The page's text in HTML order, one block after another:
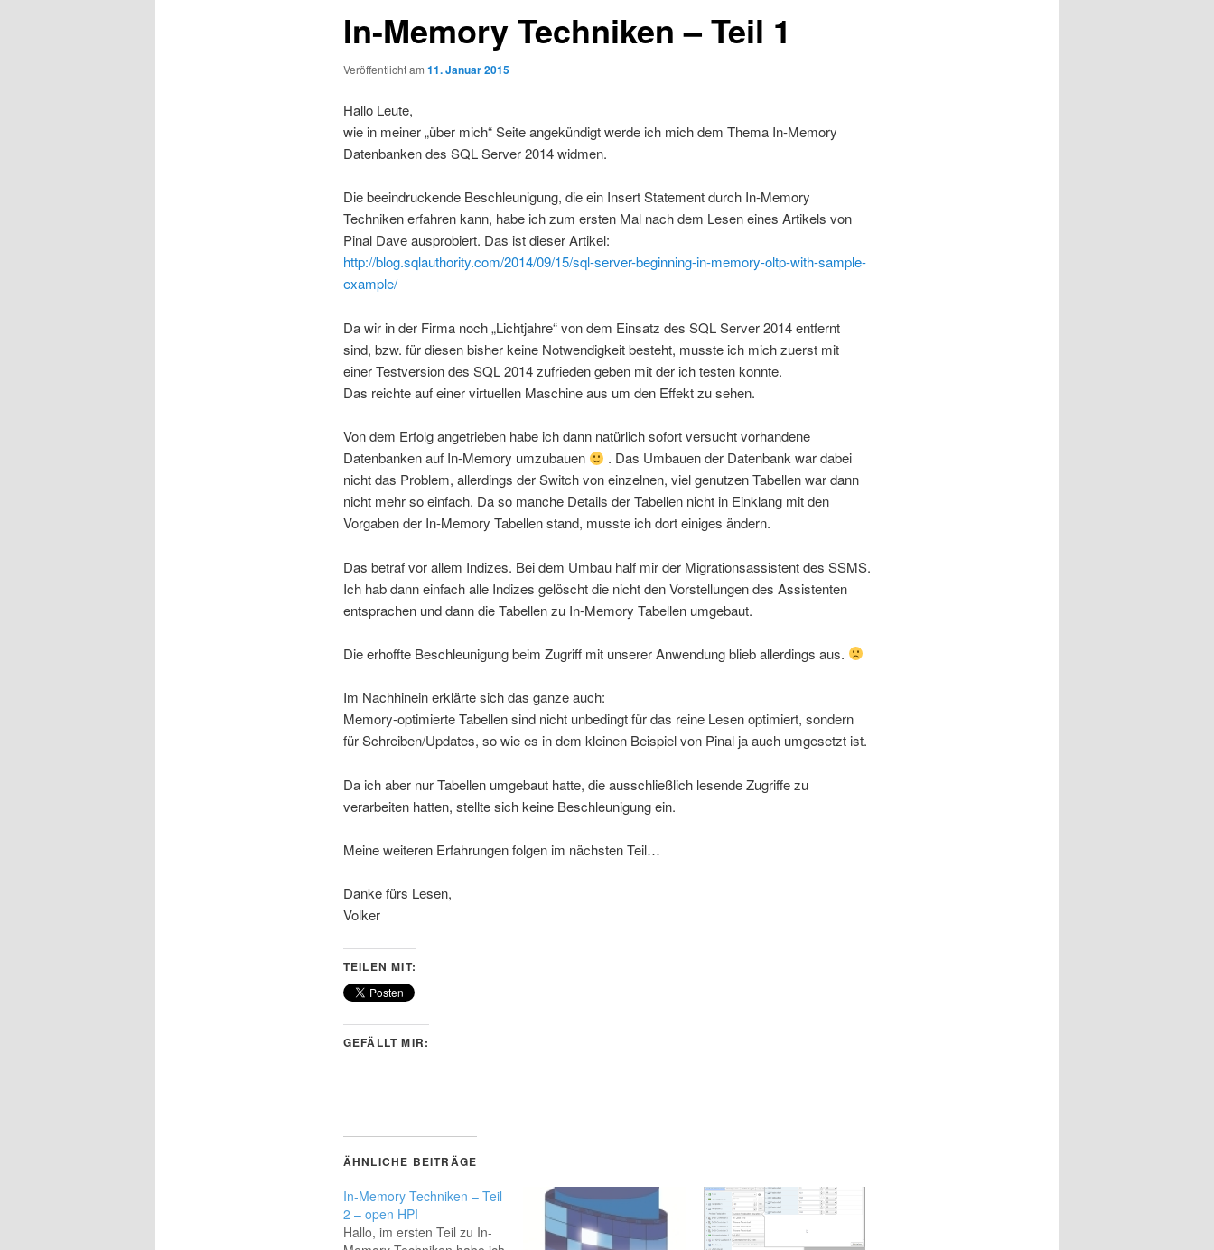
In-Memory Techniken – Teil 1
Veröffentlicht am 11. Januar 2015
Hallo Leute,
wie in meiner „über mich“ Seite angekündigt werde ich mich dem Thema In-Memory
Datenbanken des SQL Server 2014 widmen.
Die beeindruckende Beschleunigung, die ein Insert Statement durch In-Memory
Techniken erfahren kann, habe ich zum ersten Mal nach dem Lesen eines Artikels von
Pinal Dave ausprobiert. Das ist dieser Artikel:
http://blog.sqlauthority.com/2014/09/15/sql-server-beginning-in-memory-oltp-with-sample-
example/
Da wir in der Firma noch „Lichtjahre“ von dem Einsatz des SQL Server 2014 entfernt
sind, bzw. für diesen bisher keine Notwendigkeit besteht, musste ich mich zuerst mit
einer Testversion des SQL 2014 zufrieden geben mit der ich testen konnte.
Das reichte auf einer virtuellen Maschine aus um den Effekt zu sehen.
Von dem Erfolg angetrieben habe ich dann natürlich sofort versucht vorhandene
Datenbanken auf In-Memory umzubauen
. Das Umbauen der Datenbank war dabei
nicht das Problem, allerdings der Switch von einzelnen, viel genutzen Tabellen war dann
nicht mehr so einfach. Da so manche Details der Tabellen nicht in Einklang mit den
Vorgaben der In-Memory Tabellen stand, musste ich dort einiges ändern.
Das betraf vor allem Indizes. Bei dem Umbau half mir der Migrationsassistent des SSMS.
Ich hab dann einfach alle Indizes gelöscht die nicht den Vorstellungen des Assistenten
entsprachen und dann die Tabellen zu In-Memory Tabellen umgebaut.
Die erhoffte Beschleunigung beim Zugriff mit unserer Anwendung blieb allerdings aus.
Im Nachhinein erklärte sich das ganze auch:
Memory-optimierte Tabellen sind nicht unbedingt für das reine Lesen optimiert, sondern
für Schreiben/Updates, so wie es in dem kleinen Beispiel von Pinal ja auch umgesetzt ist.
Da ich aber nur Tabellen umgebaut hatte, die ausschließlich lesende Zugriffe zu
verarbeiten hatten, stellte sich keine Beschleunigung ein.
Meine weiteren Erfahrungen folgen im nächsten Teil…
Danke fürs Lesen,
Volker
TEILEN MIT:
GEFÄLLT MIR:
ÄHNLICHE BEITRÄGE
In-Memory Techniken – Teil
2 – open HPI
Hallo, im ersten Teil zu In-